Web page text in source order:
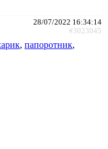
28/07/2022 16:34:14
#3023045
, папоротник,